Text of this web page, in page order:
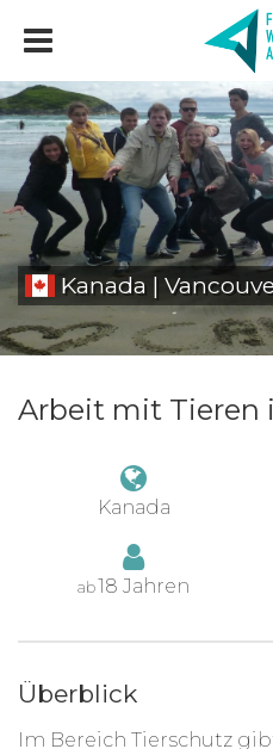
Kanada |
Arbeit mit Tieren
Kanada
ab18 Jahren
Überblick
Im Bereich Tierschutz